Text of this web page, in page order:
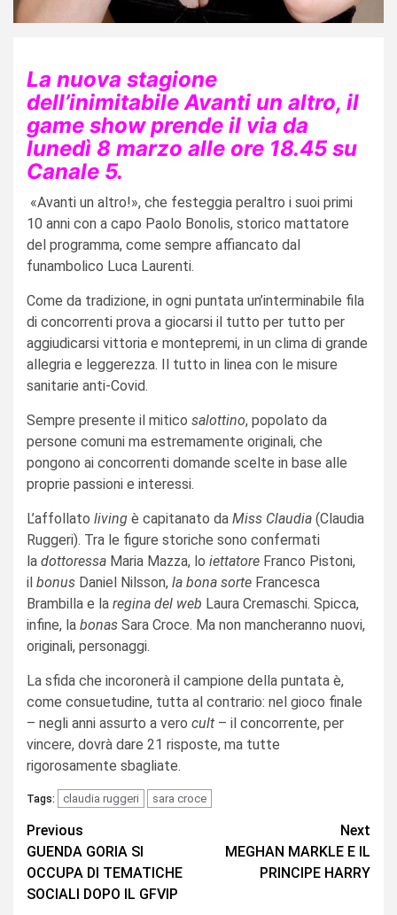
La nuova stagione
dell’inimitabile Avanti un altro, il
game show prende il via da
lunedì 8 marzo alle ore 18.45 su
Canale 5.
«Avanti un altro!», che festeggia peraltro i suoi primi
10 anni con a capo Paolo Bonolis, storico mattatore
del programma, come sempre affiancato dal
funambolico Luca Laurenti.
Come da tradizione, in ogni puntata un’interminabile fila
di concorrenti prova a giocarsi il tutto per tutto per
aggiudicarsi vittoria e montepremi, in un clima di grande
allegria e leggerezza. Il tutto in linea con le misure
sanitarie anti-Covid.
Sempre presente il mitico salottino, popolato da
persone comuni ma estremamente originali, che
pongono ai concorrenti domande scelte in base alle
proprie passioni e interessi.
L’affollato living è capitanato da Miss Claudia (Claudia
Ruggeri). Tra le figure storiche sono confermati
la dottoressa Maria Mazza, lo iettatore Franco Pistoni,
il bonus Daniel Nilsson, la bona sorte Francesca
Brambilla e la regina del web Laura Cremaschi. Spicca,
infine, la bonas Sara Croce. Ma non mancheranno nuovi,
originali, personaggi.
La sfida che incoronerà il campione della puntata è,
come consuetudine, tutta al contrario: nel gioco finale
– negli anni assurto a vero cult – il concorrente, per
vincere, dovrà dare 21 risposte, ma tutte
rigorosamente sbagliate.
Tags: claudia ruggeri sara croce
Continue
Reading
Previous
GUENDA GORIA SI
OCCUPA DI TEMATICHE
SOCIALI DOPO IL GFVIP
Next
MEGHAN MARKLE E IL
PRINCIPE HARRY